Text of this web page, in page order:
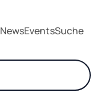
NewsEventsSuche